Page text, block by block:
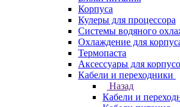
Корпуса
Кулеры для процессора
Системы водяного
Охлаждение для
Термопаста
Аксессуары для
Кабели и переходники
Назад
Кабели и